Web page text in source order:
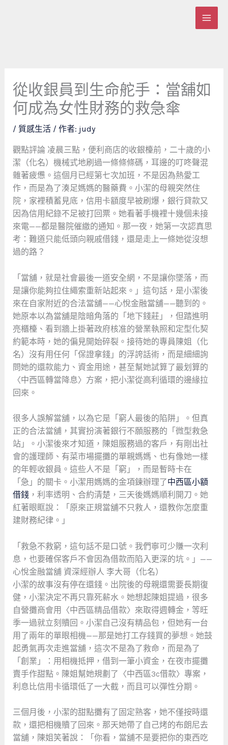
從收銀員到生命舵手：當舖如
何成為女性財務的救急傘
/ 質感生活/ 作者: judy
觀點評論凌晨三點，便利商店的收銀檯前，二十歲的小
潔（化名）機械式地刷過一條條條碼，耳邊的叮咚聲混
雜著疲憊。這個月已經第七次加班，不是因為熱愛工
作，而是為了湊足媽媽的醫藥費。小潔的母親突然住
院，家裡積蓄見底，信用卡額度早被刷爆，銀行貸款又
因為信用紀錄不足被打回票。她看著手機裡十幾個未接
來電——都是醫院催繳的通知。那一夜，她第一次認真思
考：難道只能低頭向親戚借錢，還是走上一條她從沒想
過的路？
「當舖，就是社會最後一道安全網，不是讓你墜落，而
是讓你能夠拉住繩索重新站起來。」這句話，是小潔後
來在自家附近的合法當舖——心悅金融當舖——聽到的。
她原本以為當舖是陰暗角落的「地下錢莊」，但踏進明
亮櫃檯、看到牆上掛著政府核准的營業執照和定型化契
約範本時，她的偏見開始碎裂。接待她的專員陳姐（化
名）沒有用任何「保證拿錢」的浮誇話術，而是細細詢
問她的還款能力、資金用途，甚至幫她試算了最划算的
〈中西區轉當降息〉方案，把小潔從高利循環的邊緣拉
回來。
很多人誤解當舖，以為它是「窮人最後的陷阱」。但真
正的合法當舖，其實扮演著銀行不願服務的「微型救急
站」。小潔後來才知道，陳姐服務過的客戶，有剛出社
會的護理師、有菜市場擺攤的單親媽媽、也有像她一樣
的年輕收銀員。這些人不是「窮」，而是暫時卡在
「急」的關卡。小潔用媽媽的金項鍊辦理了中西區小額
借錢，利率透明、合約清楚，三天後媽媽順利開刀。她
紅著眼眶說：「原來正規當舖不只救人，還教你怎麼重
建財務紀律。」
「救急不救窮，這句話不是口號。我們寧可少賺一次利
息，也要確保客戶不會因為借款而陷入更深的坑。」——
心悅金融當舖 資深經辦人 李大哥（化名）
小潔的故事沒有停在還錢。出院後的母親還需要長期復
健，小潔決定不再只靠死薪水。她想起陳姐提過，很多
自營攤商會用〈中西區精品借款〉來取得週轉金，等旺
季一過就立刻贖回。小潔自己沒有精品包，但她有一台
用了兩年的單眼相機——那是她打工存錢買的夢想。她鼓
起勇氣再次走進當舖，這次不是為了救命，而是為了
「創業」：用相機抵押，借到一筆小資金，在夜市擺攤
賣手作甜點。陳姐幫她規劃了〈中西區3c借款〉專案，
利息比信用卡循環低了一大截，而且可以彈性分期。
三個月後，小潔的甜點攤有了固定熟客，她不僅按時還
款，還把相機贖了回來。那天她帶了自己烤的布朗尼去
當舖，陳姐笑著說：「你看，當舖不是要把你的東西吃